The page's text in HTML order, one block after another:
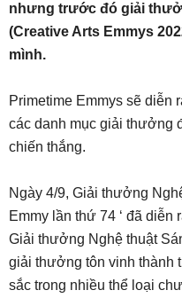
nhưng trước đó giải
(Creative Arts Emmys
mình.
Primetime Emmys sẽ diễn
các danh mục giải thưởng
chiến thắng.
Ngày 4/9, Giải thưởng
Emmy lần thứ 74 ‘ đã diễn
Giải thưởng Nghệ thuật
giải thưởng tôn vinh thành
sắc trong nhiều thể loại